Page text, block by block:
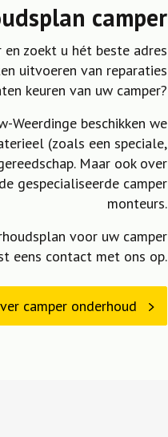
camper
zoekt u hét beste adres
uitvoeren van reparaties
keuren van uw camper?
Weerdinge beschikken we
(zoals een speciale,
Maar ook over
gespecialiseerde camper
monteurs.
voor uw camper
eens contact met ons op.
camper onderhoud